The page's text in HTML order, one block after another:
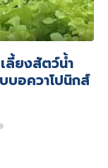
ลี้ยงสัตว์น้ำ
บอควาโปนิกส์